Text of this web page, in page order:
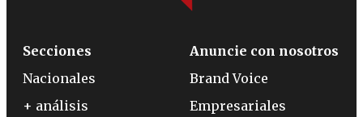
Secciones
Nacionales
+ análisis
Anuncie con nosotros
Brand Voice
Empresariales